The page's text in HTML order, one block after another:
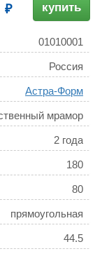
купить
01010001
Россия
Астра-Форм
мрамор
2 года
180
80
прямоугольная
44.5